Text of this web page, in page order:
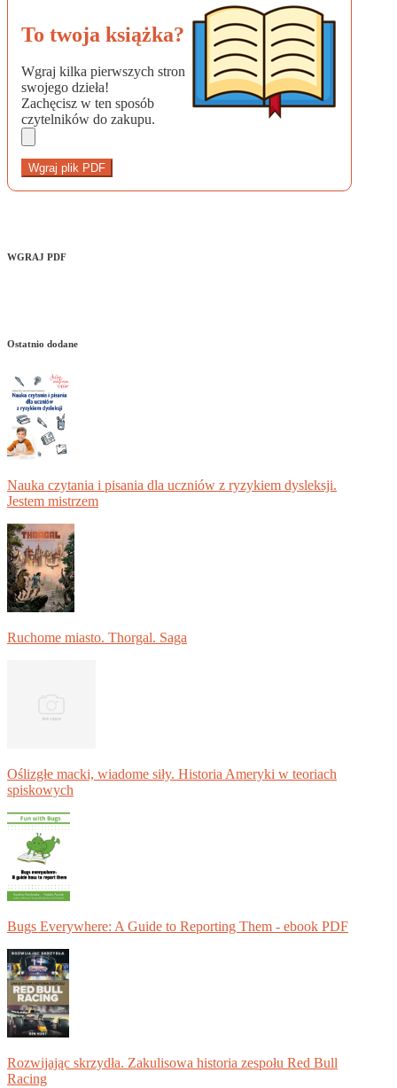
To twoja książka?
Wgraj kilka pierwszych stron
swojego dzieła!
Zachęcisz w ten sposób
czytelników do zakupu.
Wgraj plik PDF
WGRAJ PDF
Ostatnio dodane
Nauka czytania i pisania dla uczniów z ryzykiem dysleksji.
Jestem mistrzem
Ruchome miasto. Thorgal. Saga
Oślizgłe macki, wiadome siły. Historia Ameryki w teoriach
spiskowych
Bugs Everywhere: A Guide to Reporting Them - ebook PDF
Rozwijając skrzydła. Zakulisowa historia zespołu Red Bull
Racing